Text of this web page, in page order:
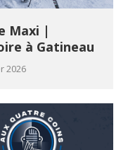
Maxi |
à Gatineau
2026